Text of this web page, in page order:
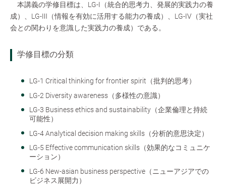
本講義の学修目標は、LG-Ⅰ（統合的思考力、発展的実践力の養
成）、LG-Ⅲ（情報を有効に活用する能力の養成）、LG-Ⅳ（実社
会との関わりを意識した実践力の養成）である。
学修目標の分類
LG-1 Critical thinking for frontier spirit（批判的思考）
LG-2 Diversity awareness（多様性の意識）
LG-3 Business ethics and sustainability（企業倫理と持続
可能性）
LG-4 Analytical decision making skills（分析的意思決定）
LG-5 Effective communication skills（効果的なコミュニケ
ーション）
LG-6 New-asian business perspective（ニューアジアでの
ビジネス展開力）